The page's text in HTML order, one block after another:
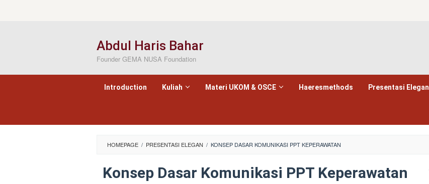
Abdul Haris Bahar
Founder GEMA NUSA Foundation
Introduction Kuliah Materi UKOM & OSCE Haeresmethods Presentasi Elegan
HOMEPAGE / PRESENTASI ELEGAN / KONSEP DASAR KOMUNIKASI PPT KEPERAWATAN
Konsep Dasar Komunikasi PPT Keperawatan